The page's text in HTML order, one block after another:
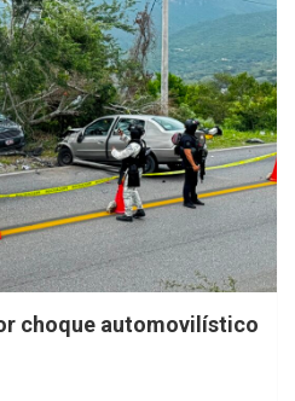
choque automovilístico